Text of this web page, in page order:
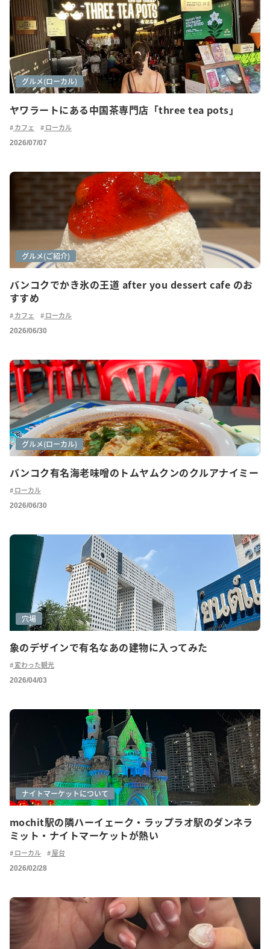
ヤワラートにある中国茶専門店「three tea pots」
カフェ巡り
グルメ(ご紹介)
グルメ(ローカル)
カフェ ローカル
2026/07/07
バンコクでかき氷の王道 after you dessert cafe のお
すすめ
カフェ巡り
グルメ
グルメ(ご紹介)
カフェ ローカル
2026/06/30
バンコク有名海老味噌のトムヤムクンのクルアナイミー
グルメ
グルメ(ご紹介)
グルメ(ローカル)
ローカル
2026/06/30
象のデザインで有名なあの建物に入ってみた
穴場
変わった観光
2026/04/03
mochit駅の隣ハーイェーク・ラップラオ駅のダンネラ
ミット・ナイトマーケットが熱い
グルメ(ローカル)
ショッピング
ナイトマーケットについて
ローカル 屋台
2026/02/28